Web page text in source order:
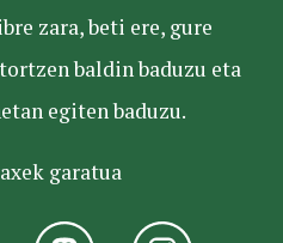
zara, beti ere, gure
baldin baduzu eta
egiten baduzu.
garatua